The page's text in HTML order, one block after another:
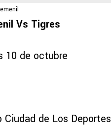
Vs Tigres
10 de octubre
Ciudad de Los Deportes